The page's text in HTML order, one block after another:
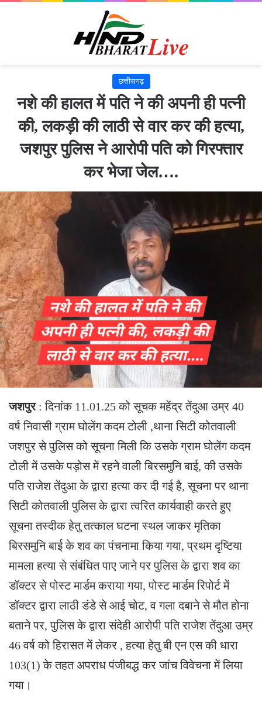
छत्तीसगढ़
नशे की हालत में पति ने की अपनी ही पत्नी
की, लकड़ी की लाठी से वार कर की हत्या,
जशपुर पुलिस ने आरोपी पति को गिरफ्तार
कर भेजा जेल….
जशपुर: दिनांक 11.01.25 को सूचक महेंद्र तेंदुआ उम्र 40
वर्ष निवासी ग्राम घोलेंग कदम टोली ,थाना सिटी कोतवाली
जशपुर से पुलिस को सूचना मिली कि उसके ग्राम घोलेंग कदम
टोली में उसके पड़ोस में रहने वाली बिरसमुनि बाई, की उसके
पति राजेश तेंदुआ के द्वारा हत्या कर दी गई है, सूचना पर थाना
सिटी कोतवाली पुलिस के द्वारा त्वरित कार्यवाही करते हुए
सूचना तस्दीक हेतु तत्काल घटना स्थल जाकर मृतिका
बिरसमुनि बाई के शव का पंचनामा किया गया, प्रथम दृष्टिया
मामला हत्या से संबंधित पाए जाने पर पुलिस के द्वारा शव का
डॉक्टर से पोस्ट मार्डम कराया गया, पोस्ट मार्डम रिपोर्ट में
डॉक्टर द्वारा लाठी डंडे से आई चोट, व गला दबाने से मौत होना
बताने पर, पुलिस के द्वारा संदेही आरोपी पति राजेश तेंदुआ उम्र
46 वर्ष को हिरासत में लेकर , हत्या हेतु बी एन एस की धारा
103(1) के तहत अपराध पंजीबद्ध कर जांच विवेचना में लिया
गया।